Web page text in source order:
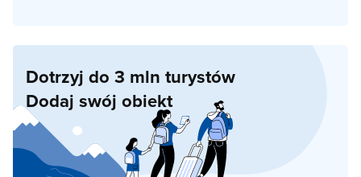
Dotrzyj do 3 mln turystów
Dodaj swój obiekt